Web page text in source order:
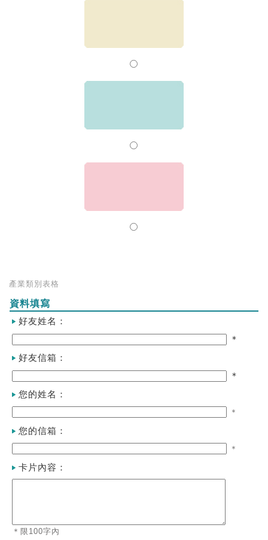
產業類別表格
資料填寫
好友姓名：
＊
好友信箱：
＊
您的姓名：
＊
您的信箱：
＊
卡片內容：
＊限100字內